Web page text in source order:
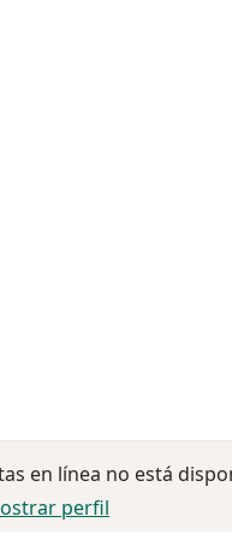
en línea no está
perfil